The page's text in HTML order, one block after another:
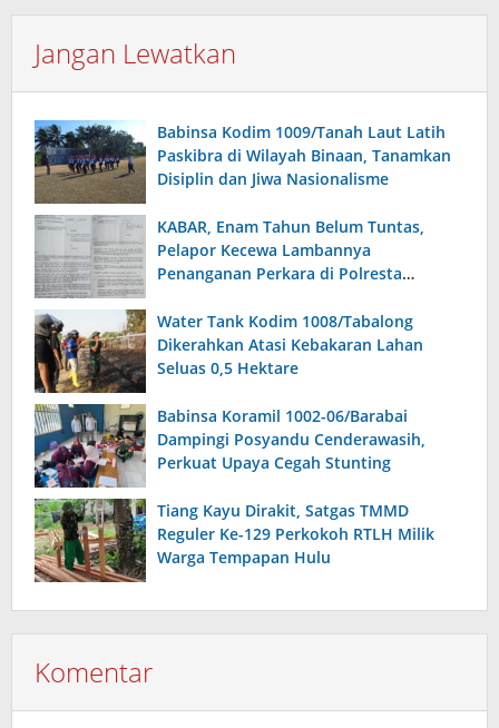
Jangan Lewatkan
Babinsa Kodim 1009/Tanah Laut Latih
Paskibra di Wilayah Binaan, Tanamkan
Disiplin dan Jiwa Nasionalisme
KABAR, Enam Tahun Belum Tuntas,
Pelapor Kecewa Lambannya
Penanganan Perkara di Polresta
Water Tank Kodim 1008/Tabalong
Dikerahkan Atasi Kebakaran Lahan
Seluas 0,5 Hektare
Babinsa Koramil 1002-06/Barabai
Dampingi Posyandu Cenderawasih,
Perkuat Upaya Cegah Stunting
Tiang Kayu Dirakit, Satgas TMMD
Reguler Ke-129 Perkokoh RTLH Milik
Warga Tempapan Hulu
Komentar